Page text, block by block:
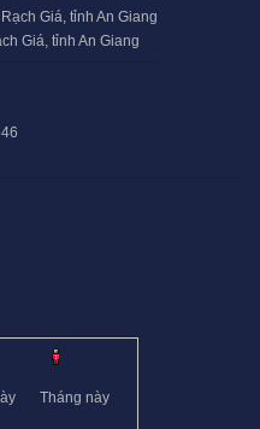
Giá, tỉnh An Giang
Giá, tỉnh An Giang
Tháng này